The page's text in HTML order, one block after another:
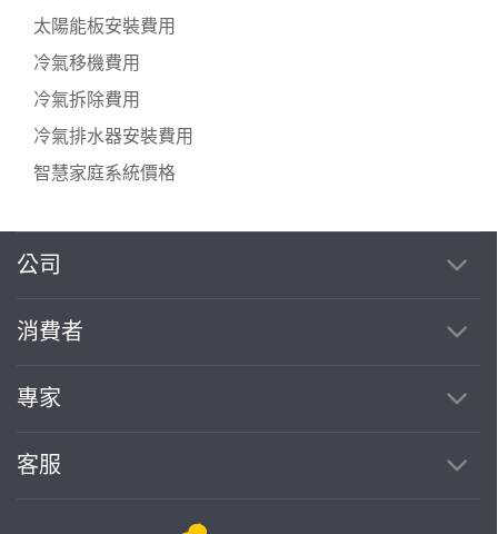
太陽能板安裝費用
冷氣移機費用
冷氣拆除費用
冷氣排水器安裝費用
智慧家庭系統價格
公司
消費者
專家
客服